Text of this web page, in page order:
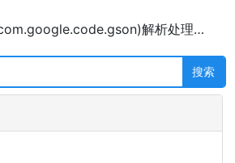
Java 使用Gson(com.google.code.gson)解析处理Json数据的方法及示例代码